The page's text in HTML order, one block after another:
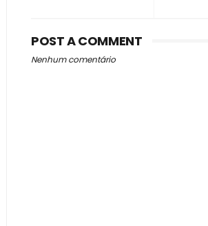
POST A COMMENT
Nenhum comentário